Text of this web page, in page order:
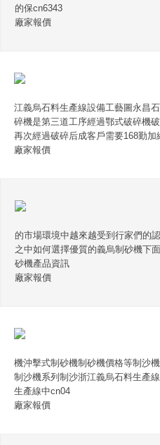
的保cn6343
廠家報價
江義烏石料生產線設備工藝圖永昌
碎機是第三道工序經過鄂式破碎機
再次經過破碎后成客戶需要168勤加
廠家報價
的市場環境中越來越受到行家們的
之中如何選擇優質的義烏制砂機下
砂機產品資訊
廠家報價
機沖擊式制砂機制砂機價格等制沙
制沙機系列制沙浙江義烏石料生產
生產線中cn04
廠家報價